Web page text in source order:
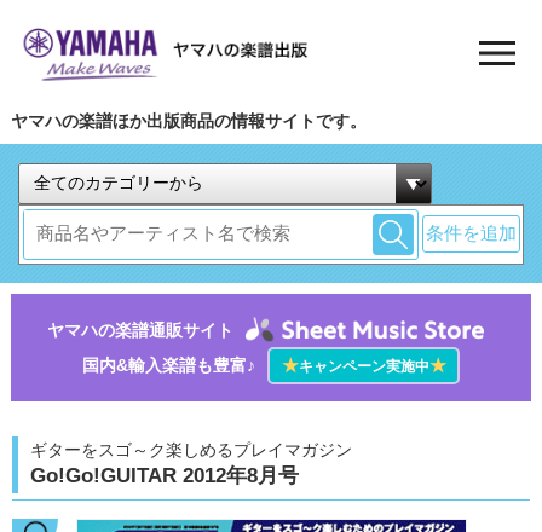
ヤマハの楽譜ほか出版商品の情報サイトです。
条件を追加
ヤマハの楽譜通販サイト
国内&輸入楽譜も豊富♪
★キャンペーン実施中★
ギターをスゴ～ク楽しめるプレイマガジン
Go!Go!GUITAR 2012年8月号